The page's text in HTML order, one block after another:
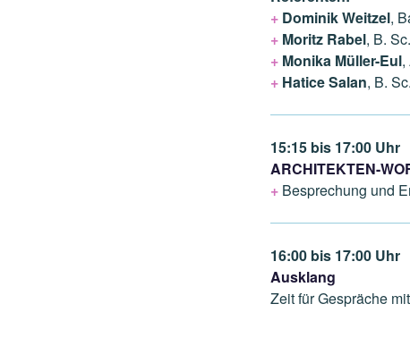
+ Dominik Weitzel,
+ Moritz Rabel, B.
+ Monika Müller-Eul,
+ Hatice Salan, B.
15:15 bis 17:00 Uhr
ARCHITEKTEN-
+ Besprechung und
16:00 bis 17:00 Uhr
Ausklang
Zeit für Gespräche